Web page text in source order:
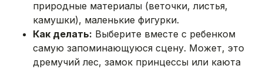
природные материалы (веточки, листья,
камушки), маленькие фигурки.
Как делать: Выберите вместе с ребенком
самую запоминающуюся сцену. Может, это
дремучий лес, замок принцессы или каюта